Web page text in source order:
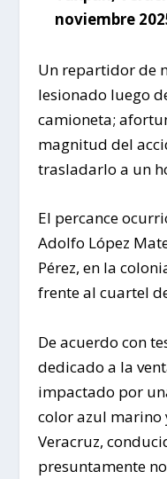
noviembre
Un repartidor de
lesionado luego
camioneta;
magnitud del
trasladarlo a un
El percance
Adolfo López
Pérez, en la
frente al cuartel
De acuerdo con
dedicado a la
impactado por
color azul marino
Veracruz,
presuntamente